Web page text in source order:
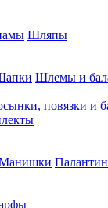
Шляпы
Шлемы и
повязки и